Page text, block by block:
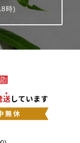
時)